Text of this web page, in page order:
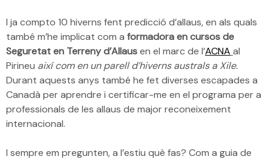
I ja compto 10 hiverns fent predicció d’allaus, en als quals
també m’he implicat com a formadora en cursos de
Seguretat en Terreny d’Allausen el marc de l’ACNA al
Pirineu així com en un parell d’hiverns australs a Xile.
Durant aquests anys també he fet diverses escapades a
Canadà per aprendre i certificar-me en el programa per a
professionals de les allaus de major reconeixement
internacional.
I sempre em pregunten, a l’estiu què fas? Com a guia de